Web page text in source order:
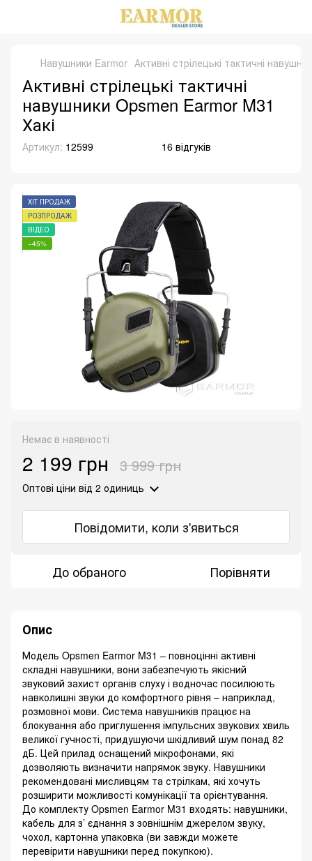
Навушники Earmor Активні стрілецькі тактичні
Активні стрілецькі тактичні
навушники Opsmen Earmor M31
Хакі
Артикул: 12599 16 відгуків
ХІТ ПРОДАЖ
РОЗПРОДАЖ
ВІДЕО
−45%
Немає в наявності
2 199 грн 3 999 грн
Оптові ціни від 2 одиниць
Повідомити, коли з'явиться
До обраного Порівняти
Опис
Модель Opsmen Earmor M31 – повноцінні активні
складні навушники, вони забезпечують якісний
звуковий захист органів слуху і водночас посилюють
навколишні звуки до комфортного рівня – наприклад,
розмовної мови. Система навушників працює на
блокування або приглушення імпульсних звукових хвиль
великої гучності, придушуючи шкідливий шум понад 82
дБ. Цей прилад оснащений мікрофонами, які
дозволяють визначити напрямок звуку. Навушники
рекомендовані мисливцям та стрілкам, які хочуть
розширити можливості комунікації та орієнтування.
До комплекту Opsmen Earmor M31 входять: навушники,
кабель для з’ єднання з зовнішнім джерелом звуку,
чохол, картонна упаковка (ви завжди можете
перевірити навушники перед покупкою).